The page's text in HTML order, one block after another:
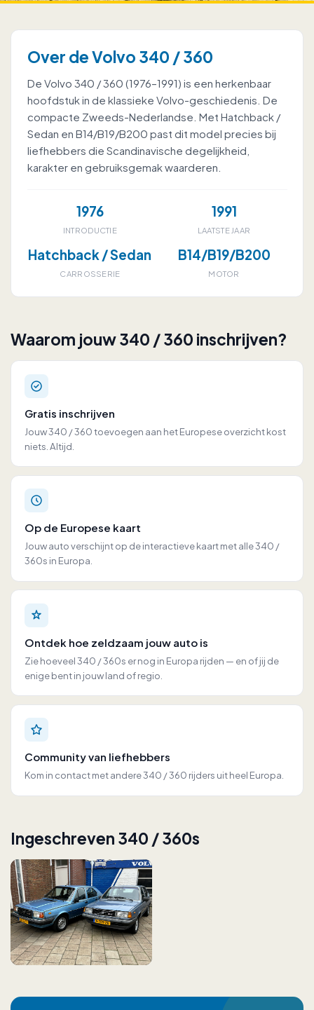
Over de Volvo 340 / 360
De Volvo 340 / 360 (1976–1991) is een herkenbaar
hoofdstuk in de klassieke Volvo-geschiedenis. De
compacte Zweeds-Nederlandse. Met Hatchback /
Sedan en B14/B19/B200 past dit model precies bij
liefhebbers die Scandinavische degelijkheid,
karakter en gebruiksgemak waarderen.
1976
INTRODUCTIE
1991
LAATSTE JAAR
Hatchback / Sedan
CARROSSERIE
B14/B19/B200
MOTOR
Waarom jouw 340 / 360 inschrijven?
Gratis inschrijven
Jouw 340 / 360 toevoegen aan het Europese overzicht kost
niets. Altijd.
Op de Europese kaart
Jouw auto verschijnt op de interactieve kaart met alle 340 /
360s in Europa.
Ontdek hoe zeldzaam jouw auto is
Zie hoeveel 340 / 360s er nog in Europa rijden — en of jij de
enige bent in jouw land of regio.
Community van liefhebbers
Kom in contact met andere 340 / 360 rijders uit heel Europa.
Ingeschreven 340 / 360s